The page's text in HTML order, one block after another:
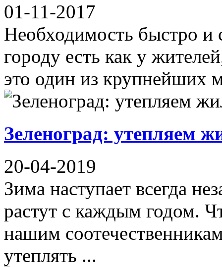
01-11-2017
Необходимость быстро и
городу есть как у
это один из крупнейших
Зеленоград: утепляем
20-04-2019
Зима наступает всегда
растут с каждым годом.
нашим
утеплять ...